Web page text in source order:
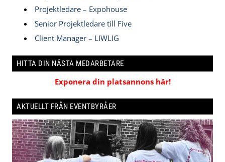
Projektledare – Expohouse
Senior Projektledare till Five
Client Manager – LIWLIG
HITTA DIN NÄSTA MEDARBETARE
Exponera din platsannons här!
AKTUELLT FRÅN EVENTBYRÅER